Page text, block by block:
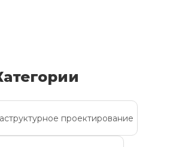
проектирование